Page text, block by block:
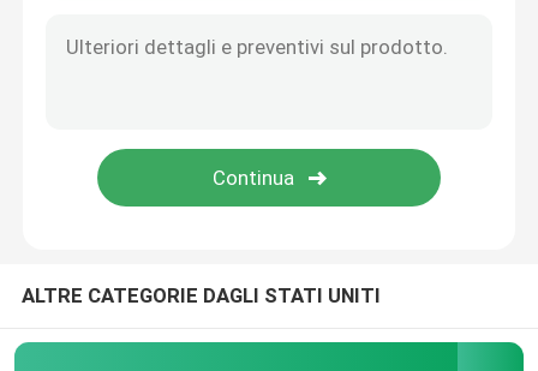
Lastra di marmo beige
pietra artificiale al quarzo
ALTRE CATEGORIE DAGLI STATI UNITI